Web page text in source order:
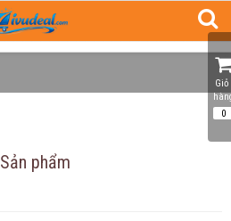
Sản phẩm
Giỏ
0